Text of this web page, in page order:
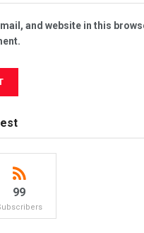
and website in this
99